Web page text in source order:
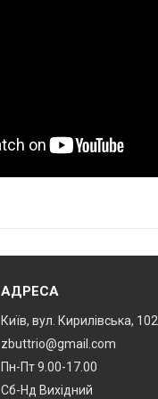
АДРЕСА
Київ, вул. Кирилівська, 102
zbuttrio@gmail.com
Пн-Пт 9.00-17.00
Сб-Нд Вихідний